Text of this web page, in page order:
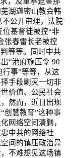
湖迦密山教会韩
公开审理，法院
基督徒被控“非
张春雷长老被控
等等。同时中共
“港府施压令 90
事”等等，从这
手段剿灭一切非
价值、公民社会
然而，近日出现
创慧教育”这种事
网络空间清剿，
中共的网络社
间的镇压政治异
不难想见这场镇